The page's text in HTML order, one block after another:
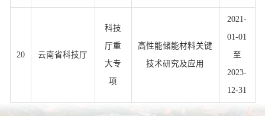
20 云南省科技厅
科技
厅重
大专
项
高性能储能材料关键
技术研究及应用
2021-
01-01
至
2023-
12-31